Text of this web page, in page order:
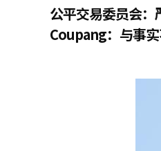
公平交易委员会
Coupang：与事